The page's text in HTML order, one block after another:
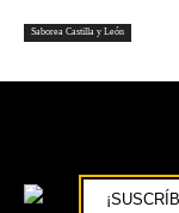
Saborea Castilla y León